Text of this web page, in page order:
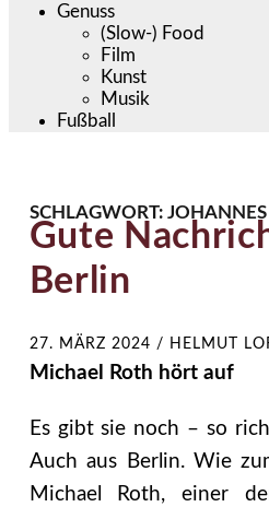
Genuss
(Slow-) Food
Film
Kunst
Musik
Fußball
SCHLAGWORT:
Gute
Berlin
27. MÄRZ 2024 / HELMUT
Michael Roth hört auf
Es gibt sie noch – so
Auch aus Berlin. Wie
Michael Roth, einer